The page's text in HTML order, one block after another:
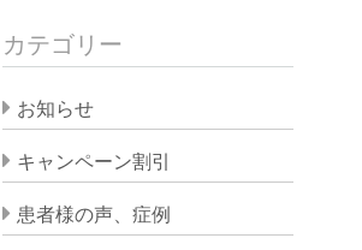
カテゴリー
お知らせ
キャンペーン割引
患者様の声、症例